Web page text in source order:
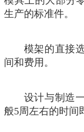
生产的标准件。
模架的直接选
间和费用。
设计与制造一
般5周左右的时间